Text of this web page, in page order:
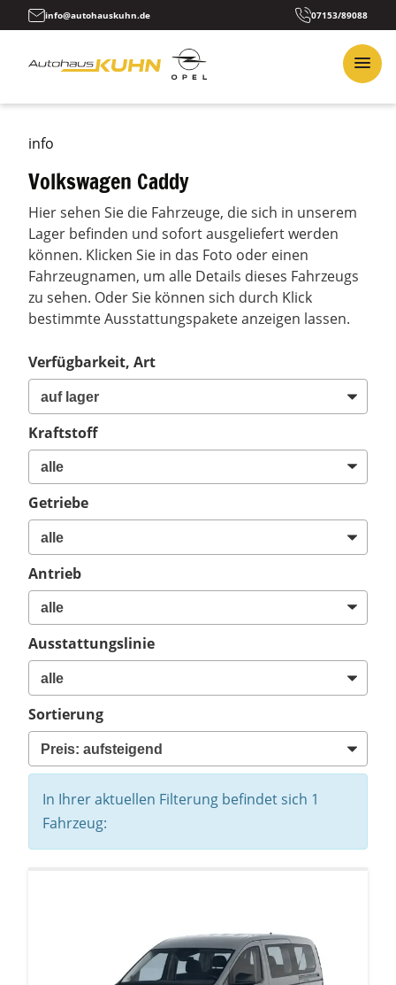
info@autohauskuhn.de 07153/89088
info
Volkswagen Caddy
Hier sehen Sie die Fahrzeuge, die sich in unserem
Lager befinden und sofort ausgeliefert werden
können. Klicken Sie in das Foto oder einen
Fahrzeugnamen, um alle Details dieses Fahrzeugs
zu sehen. Oder Sie können sich durch Klick
bestimmte Ausstattungspakete anzeigen lassen.
Verfügbarkeit, Art
Kraftstoff
Getriebe
Antrieb
Ausstattungslinie
Sortierung
In Ihrer aktuellen Filterung befindet sich 1
Fahrzeug: